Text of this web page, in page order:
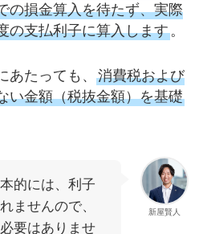
の損金算入を待たず、実際
の支払利子に算入します。
あたっても、 消費税および
い金額（税抜金額）を基礎
新屋賢人
的には、利子
ませんので、
要はありませ